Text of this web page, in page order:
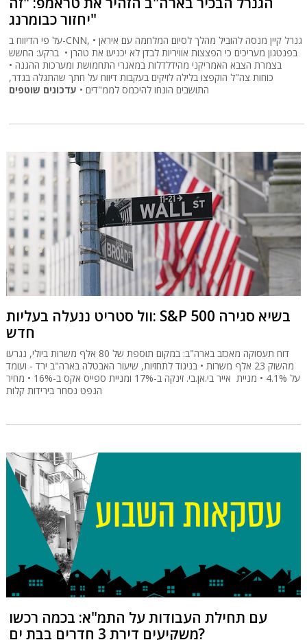
יחזור כבומרנג"
על פי הדיווח ב-CNN, גנרל קיין מנסה להוביל מהלך לסיום המלחמה עם איראן •
בפנטגון מעריכים כי הפצצות אוויריות לבדן לא יכניעו את טהרן • ברקע: החשש
בצמרת הצבא האמריקני מהידלדלות במאגרי התחמושת ומערכות ההגנה •
כוחות צה"ל הוקפצו בלילה לזיקים בעקבות דיווח על חתך שהתגלה בגדר,
התושבים הונחו להיכמס לממ"דים • עדכונים שוטפים
וול סטריט ננעלה בעליות: S&P 500 בשיא סגירה
חדש
דוח תעסוקה מאכזב בארה"ב: במקום תוספת של 80 אלף משרות ביולי, נגרעו
מהשוק 23 אלף משרות • בניגוד לתחזיות, שיעור האבטלה בארה"ב ירד - ועומד
על 4.1% • מניית אייר בי.אן.בי. זינקה ב-17% ומניית ספייס אקס ב-16% • מחיר
הנפט נסחר בירידות קלות
עם תחילת העבודות על התמ"א: בכמה רכשו
משקיעים דירת 3 חדרים בבת ים?